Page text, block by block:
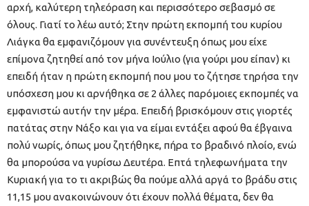
αρχή, καλύτερη τηλεόραση και περισσότερο σεβασμό σε
όλους. Γιατί το λέω αυτό; Στην πρώτη εκπομπή του κυρίου
Λιάγκα θα εμφανιζόμουν για συνέντευξη όπως μου είχε
επίμονα ζητηθεί από τον μήνα Ιούλιο (για γούρι μου είπαν) κι
επειδή ήταν η πρώτη εκπομπή που μου το ζήτησε τηρήσα την
υπόσχεση μου κι αρνήθηκα σε 2 άλλες παρόμοιες εκπομπές να
εμφανιστώ αυτήν την μέρα. Επειδή βρισκόμουν στις γιορτές
πατάτας στην Νάξο και για να είμαι εντάξει αφού θα έβγαινα
πολύ νωρίς, όπως μου ζητήθηκε, πήρα το βραδινό πλοίο, ενώ
θα μπορούσα να γυρίσω Δευτέρα. Επτά τηλεφωνήματα την
Κυριακή για το τι ακριβώς θα πούμε αλλά αργά το βράδυ στις
11,15 μου ανακοινώνουν ότι έχουν πολλά θέματα, δεν θα